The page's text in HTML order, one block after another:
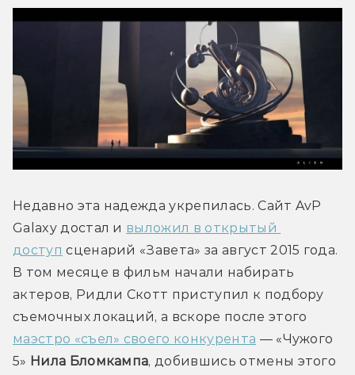
Недавно эта надежда укрепилась. Сайт AvP
Galaxy достал и выложил в открытый
доступ сценарий «Завета» за август 2015 года.
В том месяце в фильм начали набирать
актеров, Ридли Скотт приступил к подбору
маэстро «съел» своего конкурента — «Чужого
5» Нила Бломкампа, добившись отмены этого